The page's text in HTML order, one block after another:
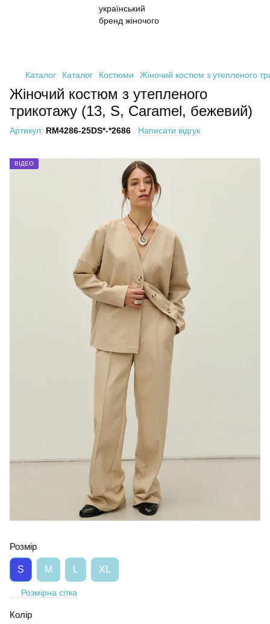
Каталог Каталог Костюми Жіночий костюм з утепленого
Жіночий костюм з утепленого
трикотажу (13, S, Caramel, бежевий)
Артикул: RM4286-25DS*-*2686 Написати відгук
ВІДЕО
Розмір
S M XL
Розмірна сітка
Колір